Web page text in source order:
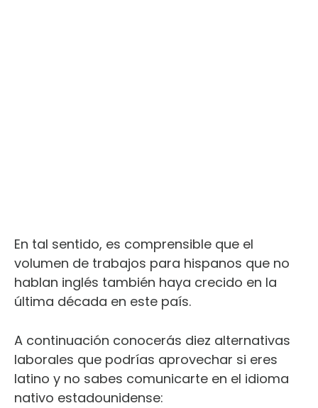
En tal sentido, es comprensible que el
volumen de trabajos para hispanos que no
hablan inglés también haya crecido en la
última década en este país.
A continuación conocerás diez alternativas
laborales que podrías aprovechar si eres
latino y no sabes comunicarte en el idioma
nativo estadounidense: